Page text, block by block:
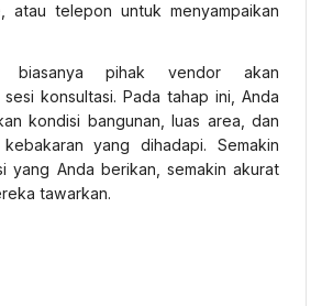
atau telepon untuk menyampaikan
biasanya pihak vendor akan
sesi konsultasi. Pada tahap ini, Anda
kondisi bangunan, luas area, dan
yang dihadapi. Semakin
yang Anda berikan, semakin akurat
tawarkan.